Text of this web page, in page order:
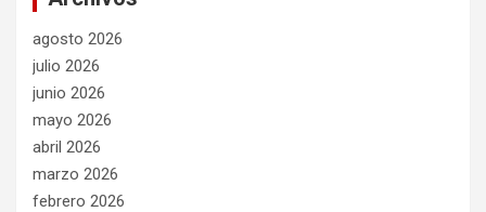
agosto 2026
julio 2026
junio 2026
mayo 2026
abril 2026
marzo 2026
febrero 2026